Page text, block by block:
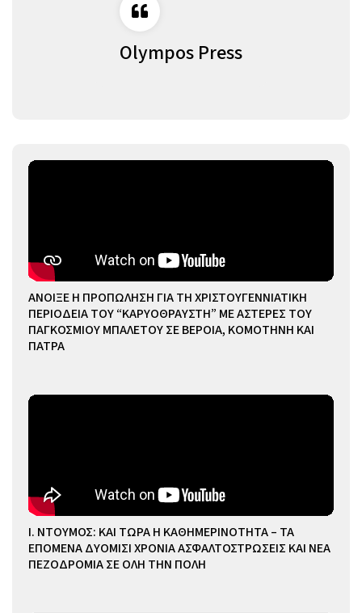
Olympos Press
ΑΝΟΙΞΕ Η ΠΡΟΠΩΛΗΣΗ ΓΙΑ ΤΗ ΧΡΙΣΤΟΥΓΕΝΝΙΑΤΙΚΗ
ΠΕΡΙΟΔΕΙΑ ΤΟΥ “ΚΑΡΥΟΘΡΑΥΣΤΗ” ΜΕ ΑΣΤΕΡΕΣ ΤΟΥ
ΠΑΓΚΟΣΜΙΟΥ ΜΠΑΛΕΤΟΥ ΣΕ ΒΕΡΟΙΑ, ΚΟΜΟΤΗΝΗ ΚΑΙ
ΠΑΤΡΑ
Ι. ΝΤΟΥΜΟΣ: ΚΑΙ ΤΩΡΑ Η ΚΑΘΗΜΕΡΙΝΟΤΗΤΑ – ΤΑ
ΕΠΟΜΕΝΑ ΔΥΟΜΙΣΙ ΧΡΟΝΙΑ ΑΣΦΑΛΤΟΣΤΡΩΣΕΙΣ ΚΑΙ ΝΕΑ
ΠΕΖΟΔΡΟΜΙΑ ΣΕ ΟΛΗ ΤΗΝ ΠΟΛΗ